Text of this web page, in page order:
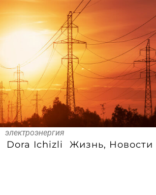
электроэнергия
Dora Ichizli Жизнь, Новости